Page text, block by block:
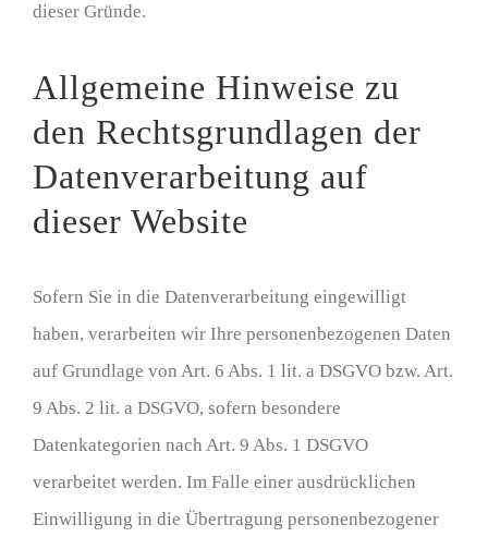
dieser Gründe.
Allgemeine Hinweise zu
den Rechtsgrundlagen der
Datenverarbeitung auf
dieser Website
Sofern Sie in die Datenverarbeitung eingewilligt
haben, verarbeiten wir Ihre personenbezogenen Daten
auf Grundlage von Art. 6 Abs. 1 lit. a DSGVO bzw. Art.
9 Abs. 2 lit. a DSGVO, sofern besondere
Datenkategorien nach Art. 9 Abs. 1 DSGVO
verarbeitet werden. Im Falle einer ausdrücklichen
Einwilligung in die Übertragung personenbezogener